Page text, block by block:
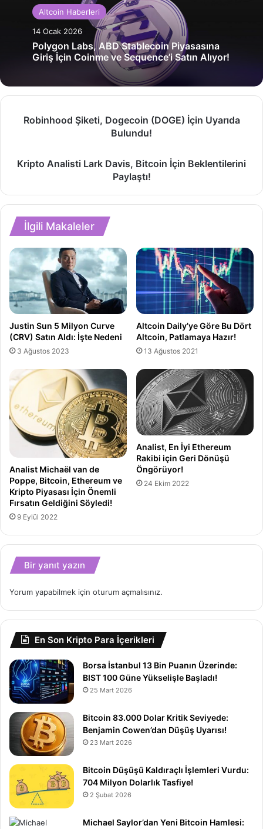
Altcoin Haberleri
14 Ocak 2026
Polygon Labs, ABD Stablecoin Piyasasına
Giriş İçin Coinme ve Sequence’i Satın Alıyor!
Şiketi,
İçin
Robinhood Şiketi, Dogecoin (DOGE) İçin Uyarıda
Bulundu!
Analisti
Davis,
Bitcoin
İçin
Beklentilerini
Kripto Analisti Lark Davis, Bitcoin İçin Beklentilerini
Paylaştı!
İlgili Makaleler
Justin Sun 5 Milyon Curve
(CRV) Satın Aldı: İşte Nedeni
3 Ağustos 2023
Altcoin Daily’ye Göre Bu Dört
Altcoin, Patlamaya Hazır!
13 Ağustos 2021
Analist Michaël van de
Poppe, Bitcoin, Ethereum ve
Kripto Piyasası İçin Önemli
Fırsatın Geldiğini Söyledi!
9 Eylül 2022
Analist, En İyi Ethereum
Rakibi için Geri Dönüşü
Öngörüyor!
24 Ekim 2022
Bir yanıt yazın
Yorum yapabilmek için oturum açmalısınız.
En Son Kripto Para İçerikleri
Borsa İstanbul 13 Bin Puanın Üzerinde:
BIST 100 Güne Yükselişle Başladı!
25 Mart 2026
Bitcoin 83.000 Dolar Kritik Seviyede:
Benjamin Cowen’dan Düşüş Uyarısı!
23 Mart 2026
Bitcoin Düşüşü Kaldıraçlı İşlemleri Vurdu:
704 Milyon Dolarlık Tasfiye!
2 Şubat 2026
Michael Saylor’dan Yeni Bitcoin Hamlesi: